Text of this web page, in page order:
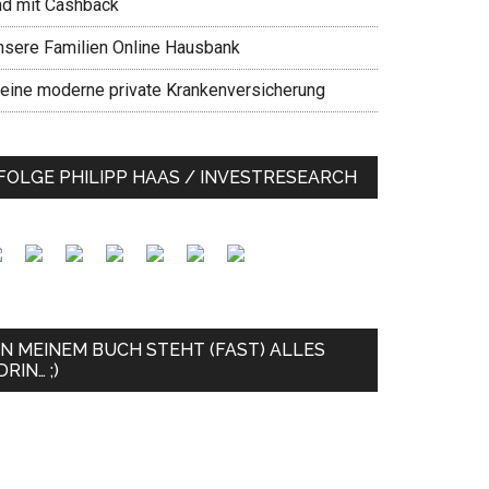
mit Cashback
Familien Online Hausbank
moderne private Krankenversicherung
PHILIPP HAAS / INVESTRESEARCH
MEINEM BUCH STEHT (FAST) ALLES
;)